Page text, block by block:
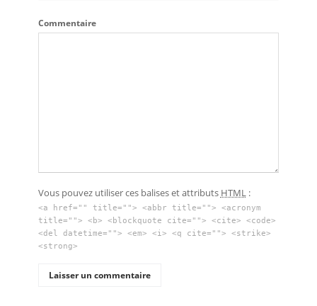
Commentaire
Vous pouvez utiliser ces balises et attributs HTML:
<a href="" title=""> <abbr title=""> <acronym
title=""> <b> <blockquote cite=""> <cite> <code>
<del datetime=""> <em> <i> <q cite=""> <strike>
<strong>